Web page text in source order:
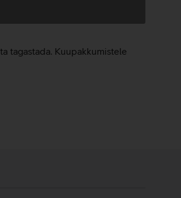
tagastada. Kuupakkumistele